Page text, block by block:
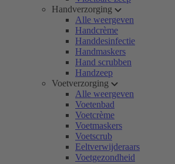
Handverzorging
Alle weergeven
Handcrème
Handdesinfectie
Handmaskers
Hand scrubben
Handzeep
Voetverzorging
Alle weergeven
Voetenbad
Voetcrème
Voetmaskers
Voetscrub
Eeltverwijderaars
Voetgezondheid